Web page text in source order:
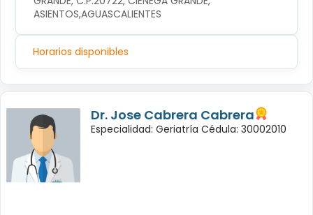
ASIENTOS,AGUASCALIENTES
Horarios disponibles
Dr. Jose Cabrera Cabrera
Especialidad: Geriatría Cédula: 30002010